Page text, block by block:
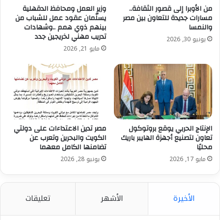
حياة» رسالة نؤمن بها وسلوكاً نمارسه باستمرار، لأن التبرع
بالدم أسمى صور التكافل الإنساني».
ومن جانبه، أكد الدكتور نعمة عابد، ممثل منظمة الصحة
العالمية في مصر، أهمية التبرع الطوعي المنتظم بالدم
لضمان إمدادات آمنة ومستدامة، خاصة أن مشتقات الدم
عنصر أساسي في علاج العديد من الأمراض.
كما أشار الدكتور عمرو الحداد، رئيس الإدارة المركزية للتنمية
الرياضية بوزارة الشباب والرياضة، إلى أن الماراثون يجمع بين
ممارسة الرياضة وتعزيز قيم التضامن والتكافل المجتمعي.
وبدوره، وجه الدكتور محسن الألفي، رئيس جمعية شريان
العطاء، الشكر للوزير على دعمه المتواصل، مشيراً إلى أن
الجمعية تعد الأولى في مصر المتخصصة في المتبرعين
المنتظمين بالدم.
من الأوبرا إلى قصور الثقافة..
مسارات جديدة للتعاون بين مصر
والنمسا
يونيو 30, 2026
وزير العمل ومحافظ الدقهلية
يسلّمان عقود عمل للشباب من
بينهم ذوي همم ..وشهادات
تدريب مهني لخريجين جدد
مايو 21, 2026
الإنتاج الحربي يوقع بروتوكول
تعاون لتصنيع أجهزة الهايبر باريك
محليًا
مايو 17, 2026
مصر تدين الاعتداءات على دولتي
الكويت والبحرين وتعرب عن
تضامنها الكامل معهما
يونيو 28, 2026
الأخيرة الأشهر تعليقات